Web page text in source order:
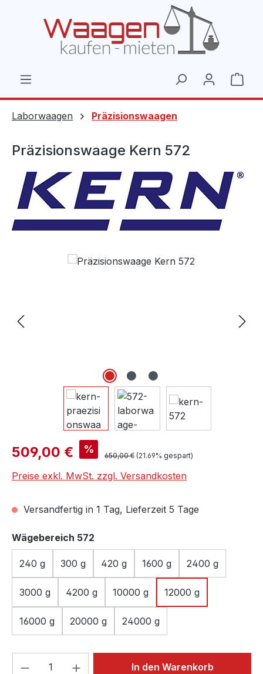
Laborwaagen Präzisionswaagen
Präzisionswaage Kern 572
Bildergalerie überspringen
Verkaufspreis:
509,00 € % Regulärer Preis:
650,00 € (21.69% gespart)
Preise exkl. MwSt. zzgl. Versandkosten
Versandfertig in 1 Tag, Lieferzeit 5 Tage
Wägebereich 572
240 g 300 g 420 g 1600 g 2400 g
3000 g 4200 g 10000 g 12000 g
16000 g 20000 g 24000 g
Produkt Anzahl: Gib denIn den Warenkorb